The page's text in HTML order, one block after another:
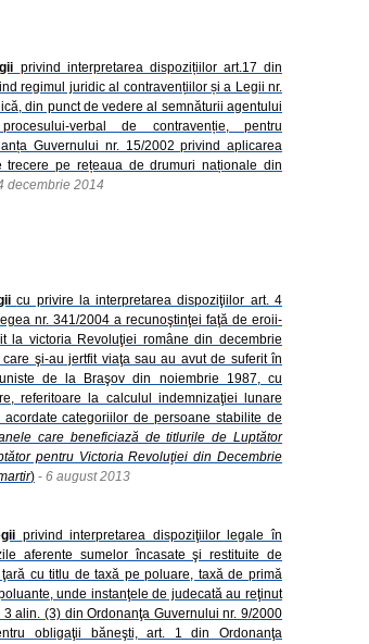
privind interpretarea dispozițiilor art.17 din
regimul juridic al contravențiilor și a Legii nr.
din punct de vedere al semnăturii agentului
verbal de contravenție, pentru
Guvernului nr. 15/2002 privind aplicarea
pe rețeaua de drumuri naționale din
decembrie 2014
cu privire la interpretarea dispoziţiilor art. 4
nr. 341/2004 a recunoştinţei faţă de eroii-
la victoria Revoluţiei române din decembrie
şi-au jertfit viaţa sau au avut de suferit în
de la Braşov din noiembrie 1987, cu
referitoare la calculul indemnizaţiei lunare
categoriilor de persoane stabilite de
care beneficiază de titlurile de Luptător
pentru Victoria Revoluţiei din Decembrie
) - 6 august 2013
privind interpretarea dispoziţiilor legale în
aferente sumelor încasate şi restituite de
cu titlu de taxă pe poluare, taxă de primă
unde instanţele de judecată au reţinut
alin. (3) din Ordonanţa Guvernului nr. 9/2000
obligaţii băneşti, art. 1 din Ordonanţa